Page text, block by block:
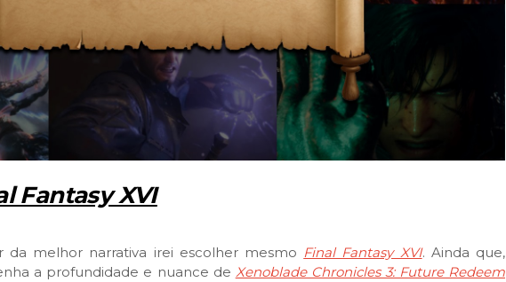
Fantasy XVI
melhor narrativa irei escolher mesmo Final Fantasy XVI. Ainda que,
a profundidade e nuance de Xenoblade Chronicles 3: Future Redeem